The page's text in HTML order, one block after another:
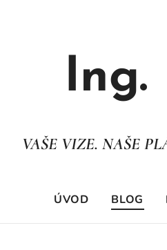
Ing.
VAŠE VIZE. NAŠE
ÚVOD BLOG